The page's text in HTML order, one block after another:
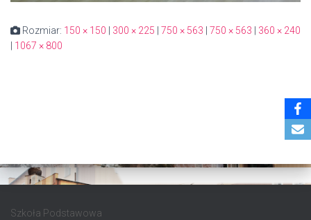
Rozmiar: 150 × 150 300 × 225 750 × 563 750 × 563
360 × 240
1067 × 800
Szkoła Podstawowa